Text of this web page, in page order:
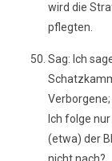
wird die
pflegten.
Sag: Ich
Verborgene;
Ich folge
(etwa) der